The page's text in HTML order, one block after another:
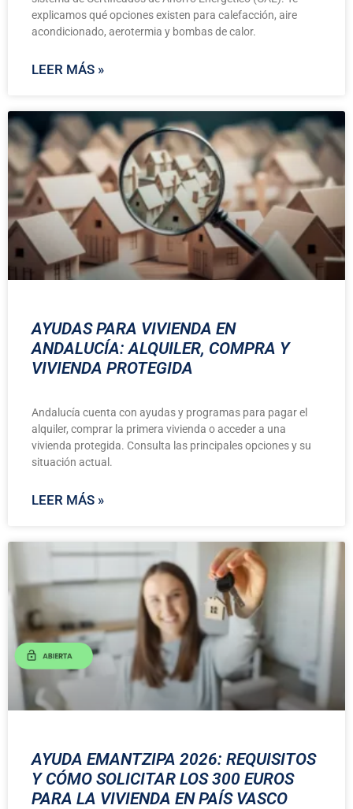
explicamos qué opciones existen para calefacción, aire
acondicionado, aerotermia y bombas de calor.
LEER MÁS »
AYUDAS PARA VIVIENDA EN
ANDALUCÍA: ALQUILER, COMPRA Y
VIVIENDA PROTEGIDA
Andalucía cuenta con ayudas y programas para pagar el
alquiler, comprar la primera vivienda o acceder a una
vivienda protegida. Consulta las principales opciones y su
situación actual.
LEER MÁS »
AYUDA EMANTZIPA 2026: REQUISITOS
Y CÓMO SOLICITAR LOS 300 EUROS
PARA LA VIVIENDA EN PAÍS VASCO